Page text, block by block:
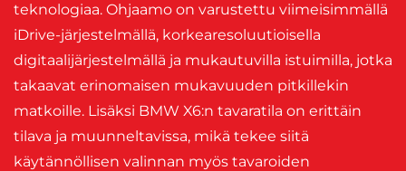
teknologiaa. Ohjaamo on varustettu viimeisimmällä
iDrive-järjestelmällä, korkearesoluutioisella
digitaalijärjestelmällä ja mukautuvilla istuimilla, jotka
takaavat erinomaisen mukavuuden pitkillekin
matkoille. Lisäksi BMW X6:n tavaratila on erittäin
tilava ja muunneltavissa, mikä tekee siitä
käytännöllisen valinnan myös tavaroiden